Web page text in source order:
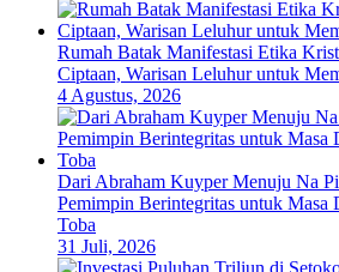
Rumah Batak Manifestasi Etika
Ciptaan, Warisan Leluhur untuk
4 Agustus, 2026
Dari Abraham Kuyper Menuju Na
Pemimpin Berintegritas untuk Masa
Toba
31 Juli, 2026